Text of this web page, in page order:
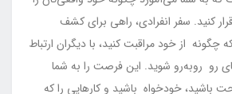
کنید. سفر انفرادی، راهی برای کشف
چگونه از خود مراقبت کنید، با دیگران ارتباط
رو روبه‌رو شوید. این فرصت را به شما
باشید، خودخواه باشید و کارهایی را که